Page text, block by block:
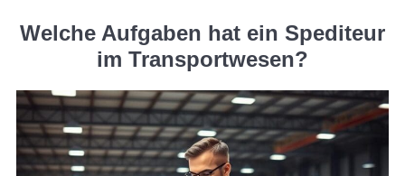
Welche Aufgaben hat ein Spediteur
im Transportwesen?